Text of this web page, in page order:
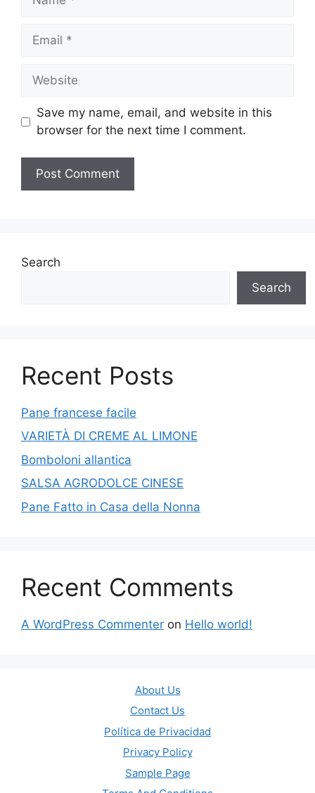
Email
Website
Save my name, email, and website in this
browser for the next time I comment.
Search
Search
Recent Posts
Pane francese facile
VARIETÀ DI CREME AL LIMONE
Bomboloni allantica
SALSA AGRODOLCE CINESE
Pane Fatto in Casa della Nonna
Recent Comments
A WordPress Commenter on Hello world!
About Us
Contact Us
Política de Privacidad
Privacy Policy
Sample Page